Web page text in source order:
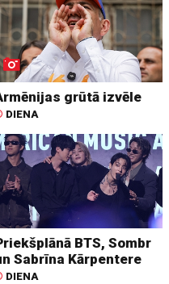
grūtā izvēle
DIENA
BTS, Sombr
Sabrīna Kārpentere
DIENA